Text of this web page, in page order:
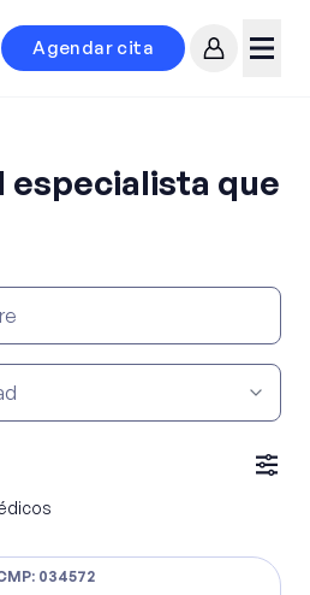
Agendar cita
especialista que
: 034572